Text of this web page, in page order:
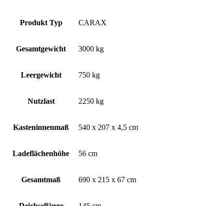
Produkt Typ CARAX
Gesamtgewicht 3000 kg
Leergewicht 750 kg
Nutzlast 2250 kg
Kasteninnenmaß 540 x 207 x 4,5 cm
Ladeflächenhöhe 56 cm
Gesamtmaß 690 x 215 x 67 cm